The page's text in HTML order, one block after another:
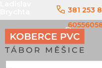
381 253